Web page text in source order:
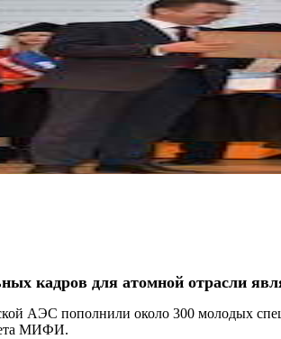
кадров для атомной отрасли
АЭС пополнили около 300 молодых
МИФИ.